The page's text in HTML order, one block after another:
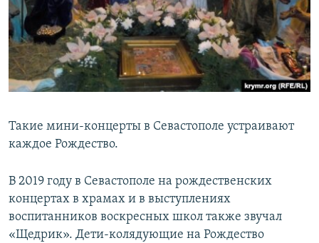
Такие мини-концерты в Севастополе устраивают
каждое Рождество.
В 2019 году в Севастополе на рождественских
концертах в храмах и в выступлениях
воспитанников воскресных школ также звучал
«Щедрик». Дети-колядующие на Рождество